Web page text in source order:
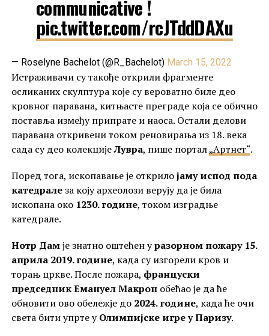
communicative !
pic.twitter.com/rcJTddDAXu
— Roselyne Bachelot (@R_Bachelot) March 15, 2022
Истраживачи су такође открили фрагменте
осликаних скулптура које су вероватно биле део
кровног паравана, китњасте преграде која се обично
поставља између припрате и наоса. Остали делови
паравана откривени током реновирања из 18. века
сада су део колекцијеЛувра, пише портал„Артнет“.
Поред тога, ископавање је открилојаму испод пода
катедралеза коју археолози верују да је била
ископана око 1230. године, током изградње
катедрале.
Нотр Дамје знатно оштећен уразорном пожару 15.
априла 2019. године, када су изгорели кров и
торањ цркве. После пожара, француски
председник Емануел Макронобећао је да ће
обновити ово обележје до 2024. године, када ће очи
света бити упрте уОлимпијске игре у Паризу.